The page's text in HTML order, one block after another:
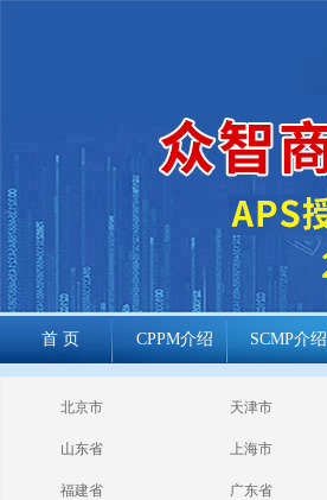
首 页 CPPM介绍 SCMP介绍
cppm报考常见
问题
北京市 天津市
山东省 上海市
福建省 广东省